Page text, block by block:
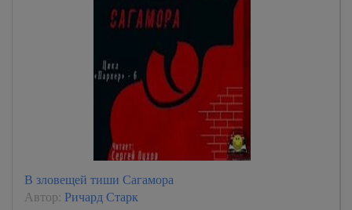
В зловещей тиши Сагамора
Автор: Ричард Старк